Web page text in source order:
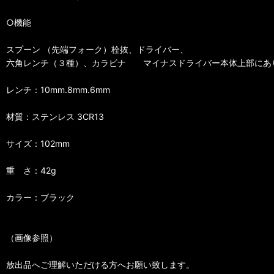
○機能
スプーン （先端フォーク）栓抜、ドライバー、
六角レンチ（３種）、カラビナ マイナスドライバー本体上部にあ
レンチ：10mm.8mm.6mm
材質：ステンレス 3CR13
サイズ：102mm
重 さ：42g
カラー：ブラック
（画像参照）
放出品へご理解いただける方へお願い致します。